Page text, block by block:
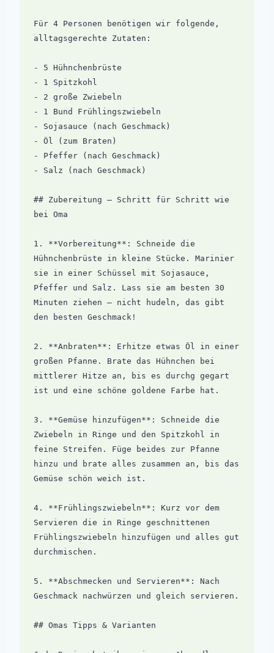
Für 4 Personen benötigen wir folgende,
alltagsgerechte Zutaten:
- 5 Hühnchenbrüste
- 1 Spitzkohl
- 2 große Zwiebeln
- 1 Bund Frühlingszwiebeln
- Sojasauce (nach Geschmack)
- Öl (zum Braten)
- Pfeffer (nach Geschmack)
- Salz (nach Geschmack)
## Zubereitung – Schritt für Schritt wie
bei Oma
1. **Vorbereitung**: Schneide die
Hühnchenbrüste in kleine Stücke. Marinier
sie in einer Schüssel mit Sojasauce,
Pfeffer und Salz. Lass sie am besten 30
Minuten ziehen – nicht hudeln, das gibt
den besten Geschmack!
2. **Anbraten**: Erhitze etwas Öl in einer
großen Pfanne. Brate das Hühnchen bei
mittlerer Hitze an, bis es durchg gegart
ist und eine schöne goldene Farbe hat.
3. **Gemüse hinzufügen**: Schneide die
Zwiebeln in Ringe und den Spitzkohl in
feine Streifen. Füge beides zur Pfanne
hinzu und brate alles zusammen an, bis das
Gemüse schön weich ist.
4. **Frühlingszwiebeln**: Kurz vor dem
Servieren die in Ringe geschnittenen
Frühlingszwiebeln hinzufügen und alles gut
durchmischen.
5. **Abschmecken und Servieren**: Nach
Geschmack nachwürzen und gleich servieren.
## Omas Tipps & Varianten